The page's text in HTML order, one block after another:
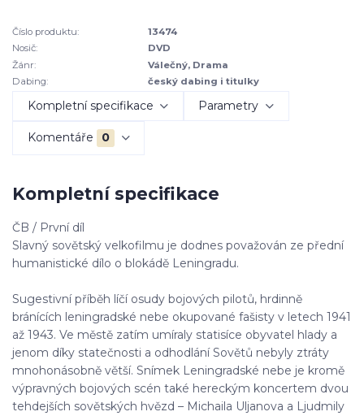
Číslo produktu:
13474
Nosič:
DVD
Žánr:
Válečný, Drama
Dabing:
český dabing i titulky
Kompletní specifikace Parametry
Komentáře 0
Kompletní specifikace
ČB / První díl
Slavný sovětský velkofilmu je dodnes považován ze přední
humanistické dílo o blokádě Leningradu.
Sugestivní příběh líčí osudy bojových pilotů, hrdinně
bránících leningradské nebe okupované fašisty v letech 1941
až 1943. Ve městě zatím umíraly statisíce obyvatel hlady a
jenom díky statečnosti a odhodlání Sovětů nebyly ztráty
mnohonásobně větší. Snímek Leningradské nebe je kromě
výpravných bojových scén také hereckým koncertem dvou
tehdejších sovětských hvězd – Michaila Uljanova a Ljudmily